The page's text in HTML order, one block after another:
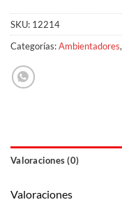
SKU: 12214
Categorías:Ambientadores,
Valoraciones (0)
Valoraciones